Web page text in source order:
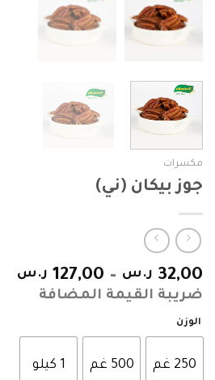
مكسرات
جوز بيكان (ني)
32,00 ر.س –
127,00 ر.س
ضريبة القيمة المضافة
الوزن
250 غم 500 غم 1 كيلو